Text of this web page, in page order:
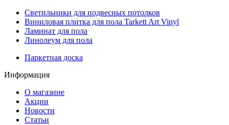
Светильники для подвесных потолков
Виниловая плитка для пола Tarkett Art Vinyl
Ламинат для пола
Линолеум для пола
Паркетная доска
Информация
О магазине
Акции
Новости
Статьи